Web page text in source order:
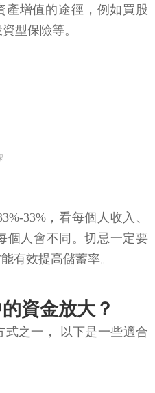
產增值的途徑，例如買股
型保險等。
33%，看每個人收入、
個人會不同。切忌一定要
有效提高儲蓄率。
資金放大？
之一， 以下是一些適合